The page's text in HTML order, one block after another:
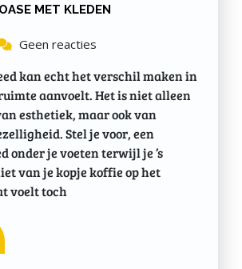
MET KLEDEN
Geen reacties
kan echt het verschil maken in
aanvoelt. Het is niet alleen
esthetiek, maar ook van
Stel je voor, een
onder je voeten terwijl je ’s
van je kopje koffie op het
voelt toch